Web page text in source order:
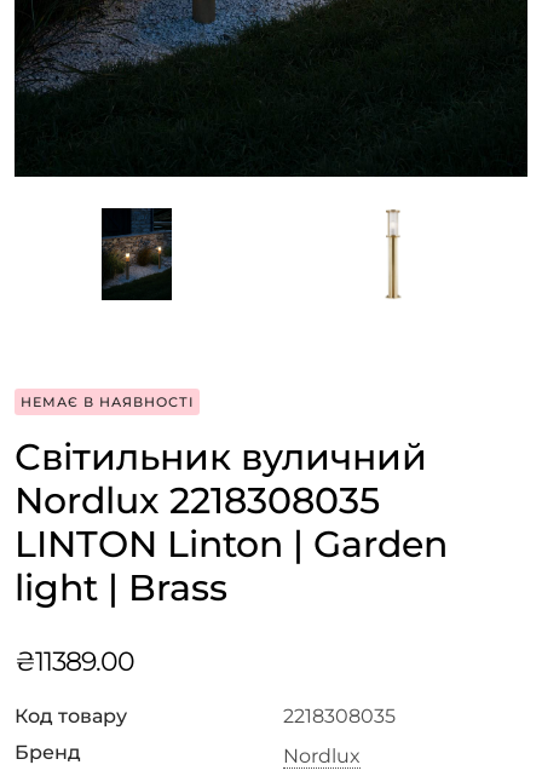
НЕМАЄ В НАЯВНОСТІ
Світильник вуличний
Nordlux 2218308035
LINTON Linton | Garden
light | Brass
₴11389.00
Код товару
2218308035
Бренд
Nordlux